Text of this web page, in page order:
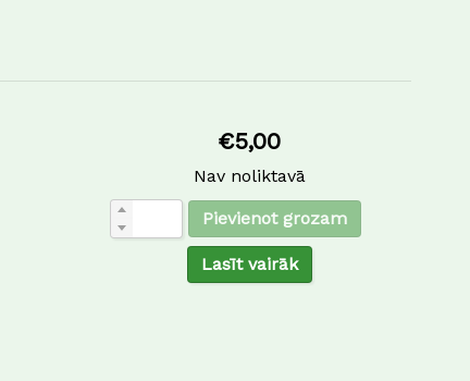
€5,00
Nav noliktavā
Pievienot grozam
Lasīt vairāk